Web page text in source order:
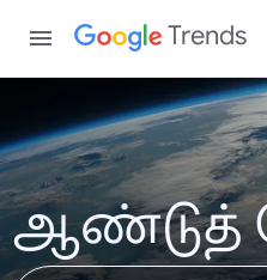
Trends
ஆண்டுத்